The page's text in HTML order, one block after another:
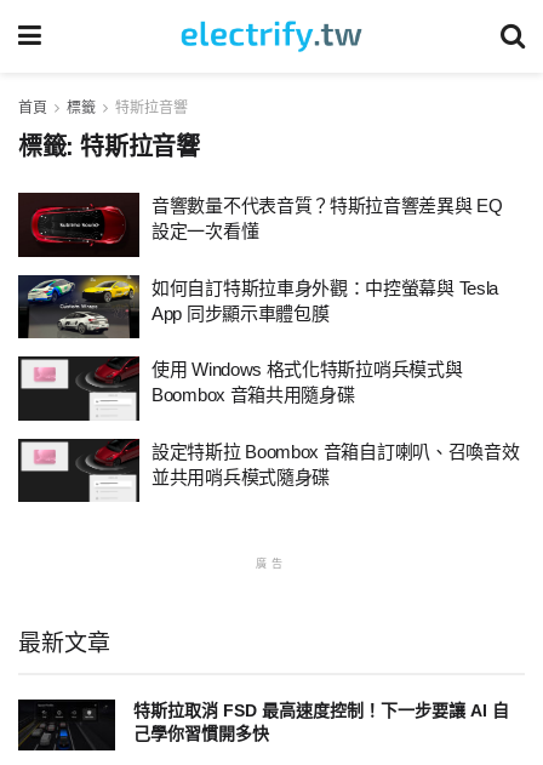
首頁 標籤 特斯拉音響
標籤:特斯拉音響
音響數量不代表音質？特斯拉音響差異與 EQ
設定一次看懂
如何自訂特斯拉車身外觀：中控螢幕與 Tesla
App 同步顯示車體包膜
使用 Windows 格式化特斯拉哨兵模式與
Boombox 音箱共用隨身碟
設定特斯拉 Boombox 音箱自訂喇叭、召喚音效
並共用哨兵模式隨身碟
廣告
最新文章
特斯拉取消 FSD 最高速度控制！下一步要讓 AI 自
己學你習慣開多快